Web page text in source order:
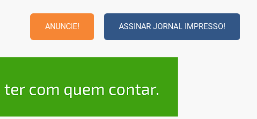
ANUNCIE! ASSINAR JORNAL IMPRESSO!